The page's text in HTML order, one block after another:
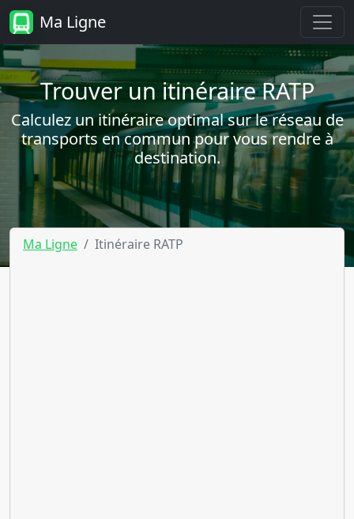
Ma Ligne
Trouver un itinéraire RATP
Calculez un itinéraire optimal sur le réseau de
transports en commun pour vous rendre à
destination.
Ma Ligne Itinéraire RATP